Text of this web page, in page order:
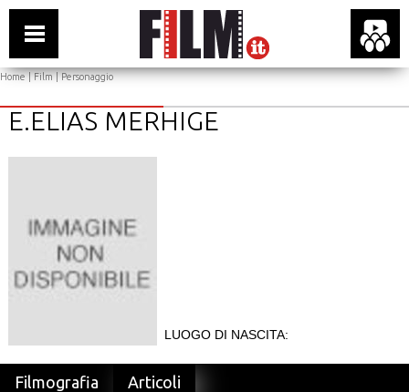
Home|Film| Personaggio
E.ELIAS MERHIGE
LUOGO DI NASCITA:
Filmografia Articoli